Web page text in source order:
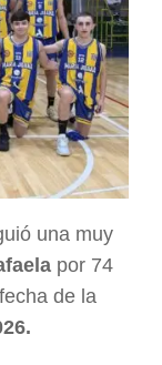
una muy
por 74
de la